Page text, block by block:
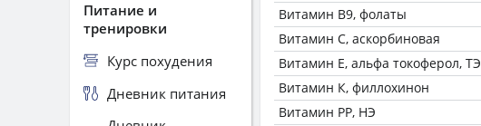
Витамин В9, фолаты
Витамин C, аскорбиновая
Витамин Е, альфа токоферол, ТЭ
Витамин К, филлохинон
Витамин РР, НЭ
Питание и
тренировки
Курс похудения
Дневник питания